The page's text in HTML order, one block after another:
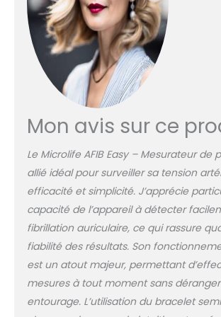
de ce
été testée et
cliniquement
protocoles
internationaux
PLUS PRECIS :
MAM permet
prendre 3
consécutives
meilleure
de votre
artérielle
technologie
régule la
gonflage pour
prise de
beaucoup
confortable
Mon avis sur ce
Le Microlife AFIB Easy – Mesurateur de
allié idéal pour surveiller sa tension
efficacité et simplicité. J’apprécie
capacité de l’appareil à détecter
fibrillation auriculaire, ce qui rassure
fiabilité des résultats. Son
est un atout majeur, permettant
mesures à tout moment sans
entourage. L’utilisation du bracelet